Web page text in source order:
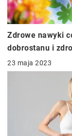
Zdrowe nawyki
dobrostanu i
23 maja 2023